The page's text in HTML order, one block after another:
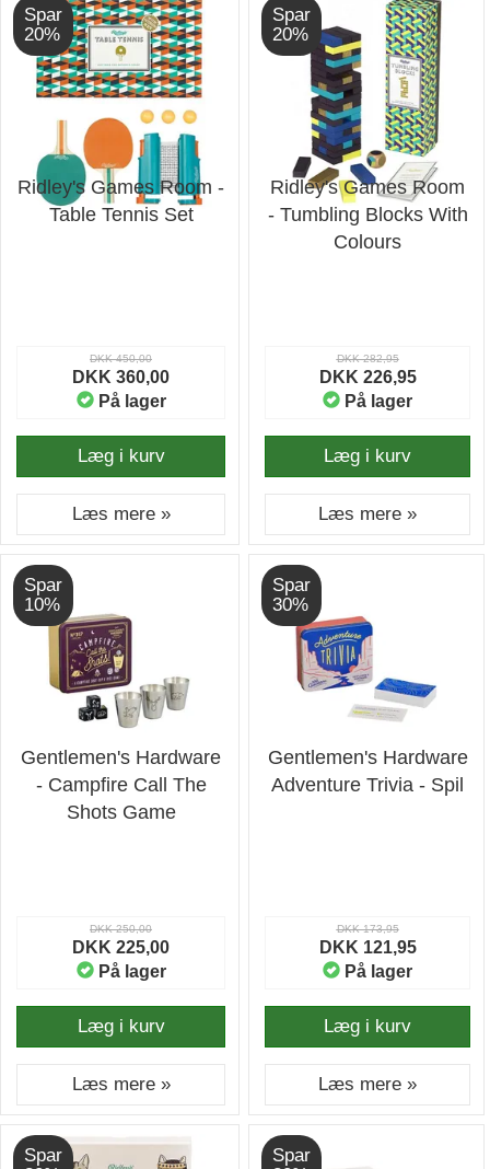
Spar
20%
Ridley's Games Room -
Table Tennis Set
DKK 450,00
DKK 360,00
På lager
Læg i kurv
Læs mere »
Spar
20%
Ridley's Games Room
- Tumbling Blocks With
Colours
DKK 282,95
DKK 226,95
På lager
Læg i kurv
Læs mere »
Spar
10%
Gentlemen's Hardware
- Campfire Call The
Shots Game
DKK 250,00
DKK 225,00
På lager
Læg i kurv
Læs mere »
Spar
30%
Gentlemen's Hardware
Adventure Trivia - Spil
DKK 173,95
DKK 121,95
På lager
Læg i kurv
Læs mere »
Spar
Spar